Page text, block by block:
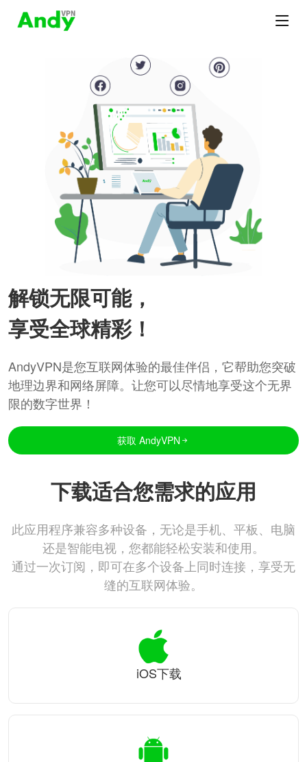
解锁无限可能，
享受全球精彩！
AndyVPN是您互联网体验的最佳伴侣，它帮助您突破
地理边界和网络屏障。让您可以尽情地享受这个无界
限的数字世界！
获取 AndyVPN
下载适合您需求的应用
此应用程序兼容多种设备，无论是手机、平板、电脑
还是智能电视，您都能轻松安装和使用。
通过一次订阅，即可在多个设备上同时连接，享受无
缝的互联网体验。
iOS下载